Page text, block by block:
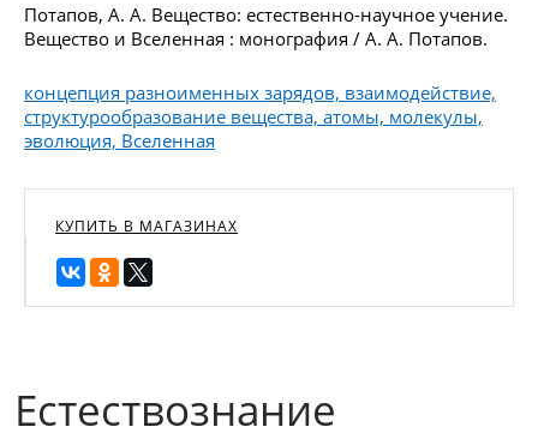
Потапов, А. А. Вещество: естественно-научное учение.
Вещество и Вселенная : монография / А. А. Потапов.
концепция разноименных зарядов, взаимодействие,
структурообразование вещества, атомы, молекулы,
эволюция, Вселенная
КУПИТЬ В МАГАЗИНАХ
Естествознание